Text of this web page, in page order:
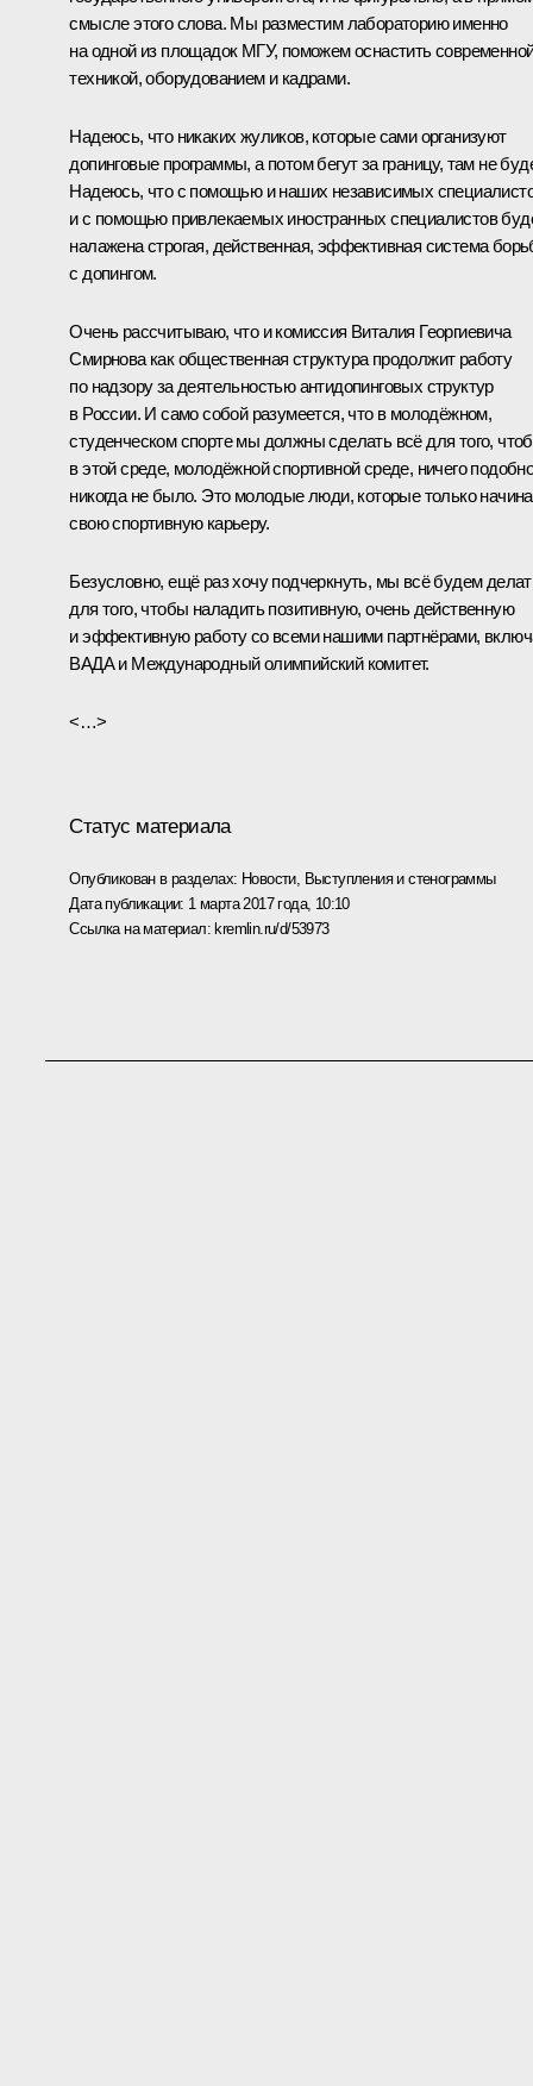
смысле этого слова. Мы разместим лабораторию именно
на одной из площадок МГУ, поможем оснастить
техникой, оборудованием и кадрами.
Надеюсь, что никаких жуликов, которые сами организуют
допинговые программы, а потом бегут за границу, там не
Надеюсь, что с помощью и наших независимых
и с помощью привлекаемых иностранных специалистов
налажена строгая, действенная, эффективная система
с допингом.
Очень рассчитываю, что и комиссия Виталия Георгиевича
Смирнова как общественная структура продолжит работу
по надзору за деятельностью антидопинговых структур
в России. И само собой разумеется, что в молодёжном,
студенческом спорте мы должны сделать всё для того,
в этой среде, молодёжной спортивной среде, ничего
никогда не было. Это молодые люди, которые только
свою спортивную карьеру.
Безусловно, ещё раз хочу подчеркнуть, мы всё будем
для того, чтобы наладить позитивную, очень действенную
и эффективную работу со всеми нашими партнёрами,
ВАДА и Международный олимпийский комитет.
<…>
Статус материала
Опубликован в разделах: Новости, Выступления и стенограммы
Дата публикации: 1 марта 2017 года, 10:10
Ссылка на материал:kremlin.ru/d/53973